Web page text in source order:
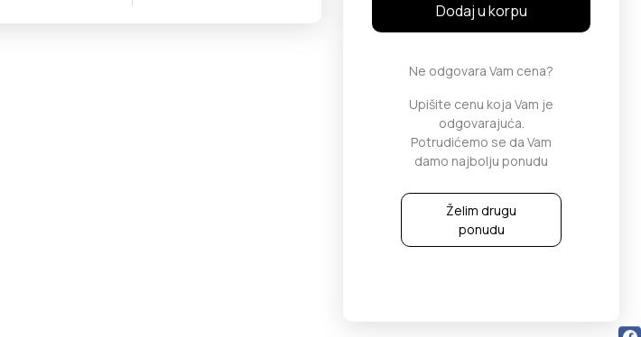
Dodaj u korpu
Ne odgovara Vam cena?
Upišite cenu koja Vam je
odgovarajuća.
Potrudićemo se da Vam
damo najbolju ponudu
Želim drugu
ponudu